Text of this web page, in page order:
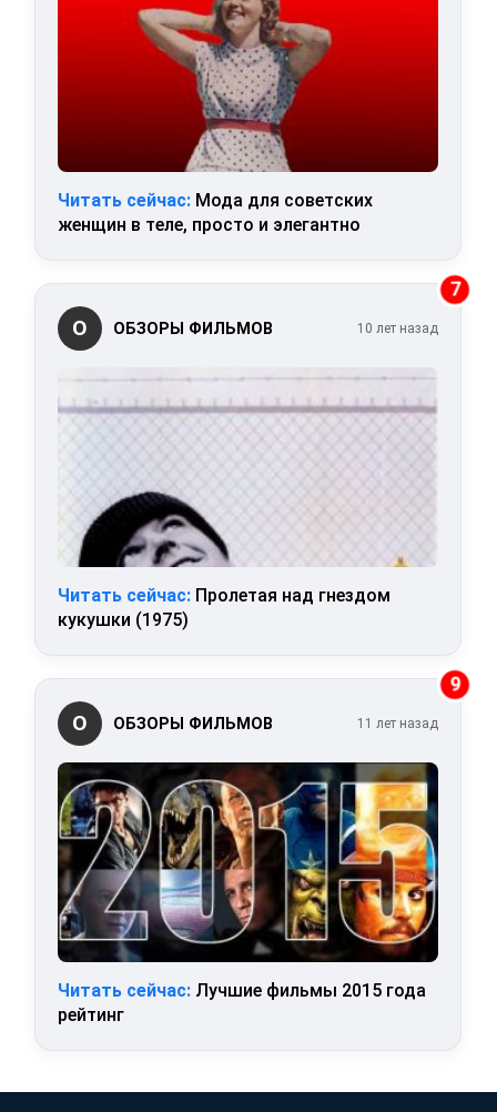
Читать сейчас: Мода для советских
женщин в теле, просто и элегантно
7
О ОБЗОРЫ ФИЛЬМОВ 10 лет назад
Читать сейчас: Пролетая над гнездом
кукушки (1975)
9
О ОБЗОРЫ ФИЛЬМОВ 11 лет назад
Читать сейчас: Лучшие фильмы 2015 года
рейтинг